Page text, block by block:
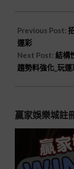
Previous Post:
運彩
Next Post: 結構
趨勢料強化_玩
贏家娛樂城註